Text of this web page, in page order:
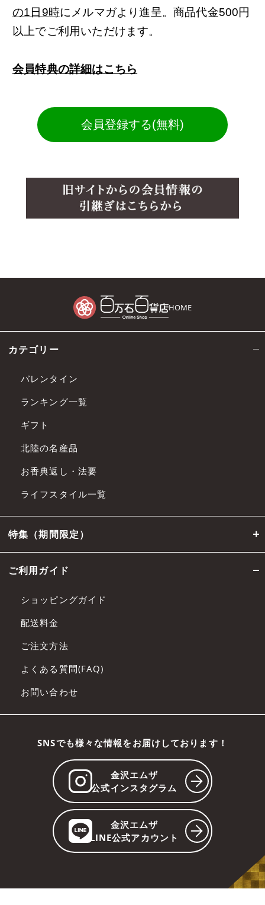
の1日9時にメルマガより進呈。商品代金500円
以上でご利用いただけます。
会員特典の詳細はこちら
会員登録する(無料)
HOME
カテゴリー
バレンタイン
ランキング一覧
ギフト
北陸の名産品
お香典返し・法要
ライフスタイル一覧
特集（期間限定）
ご利用ガイド
ショッピングガイド
配送料金
ご注文方法
よくある質問(FAQ)
お問い合わせ
SNSでも様々な情報をお届けしております！
金沢エムザ
公式インスタグラム
金沢エムザ
LINE公式アカウント